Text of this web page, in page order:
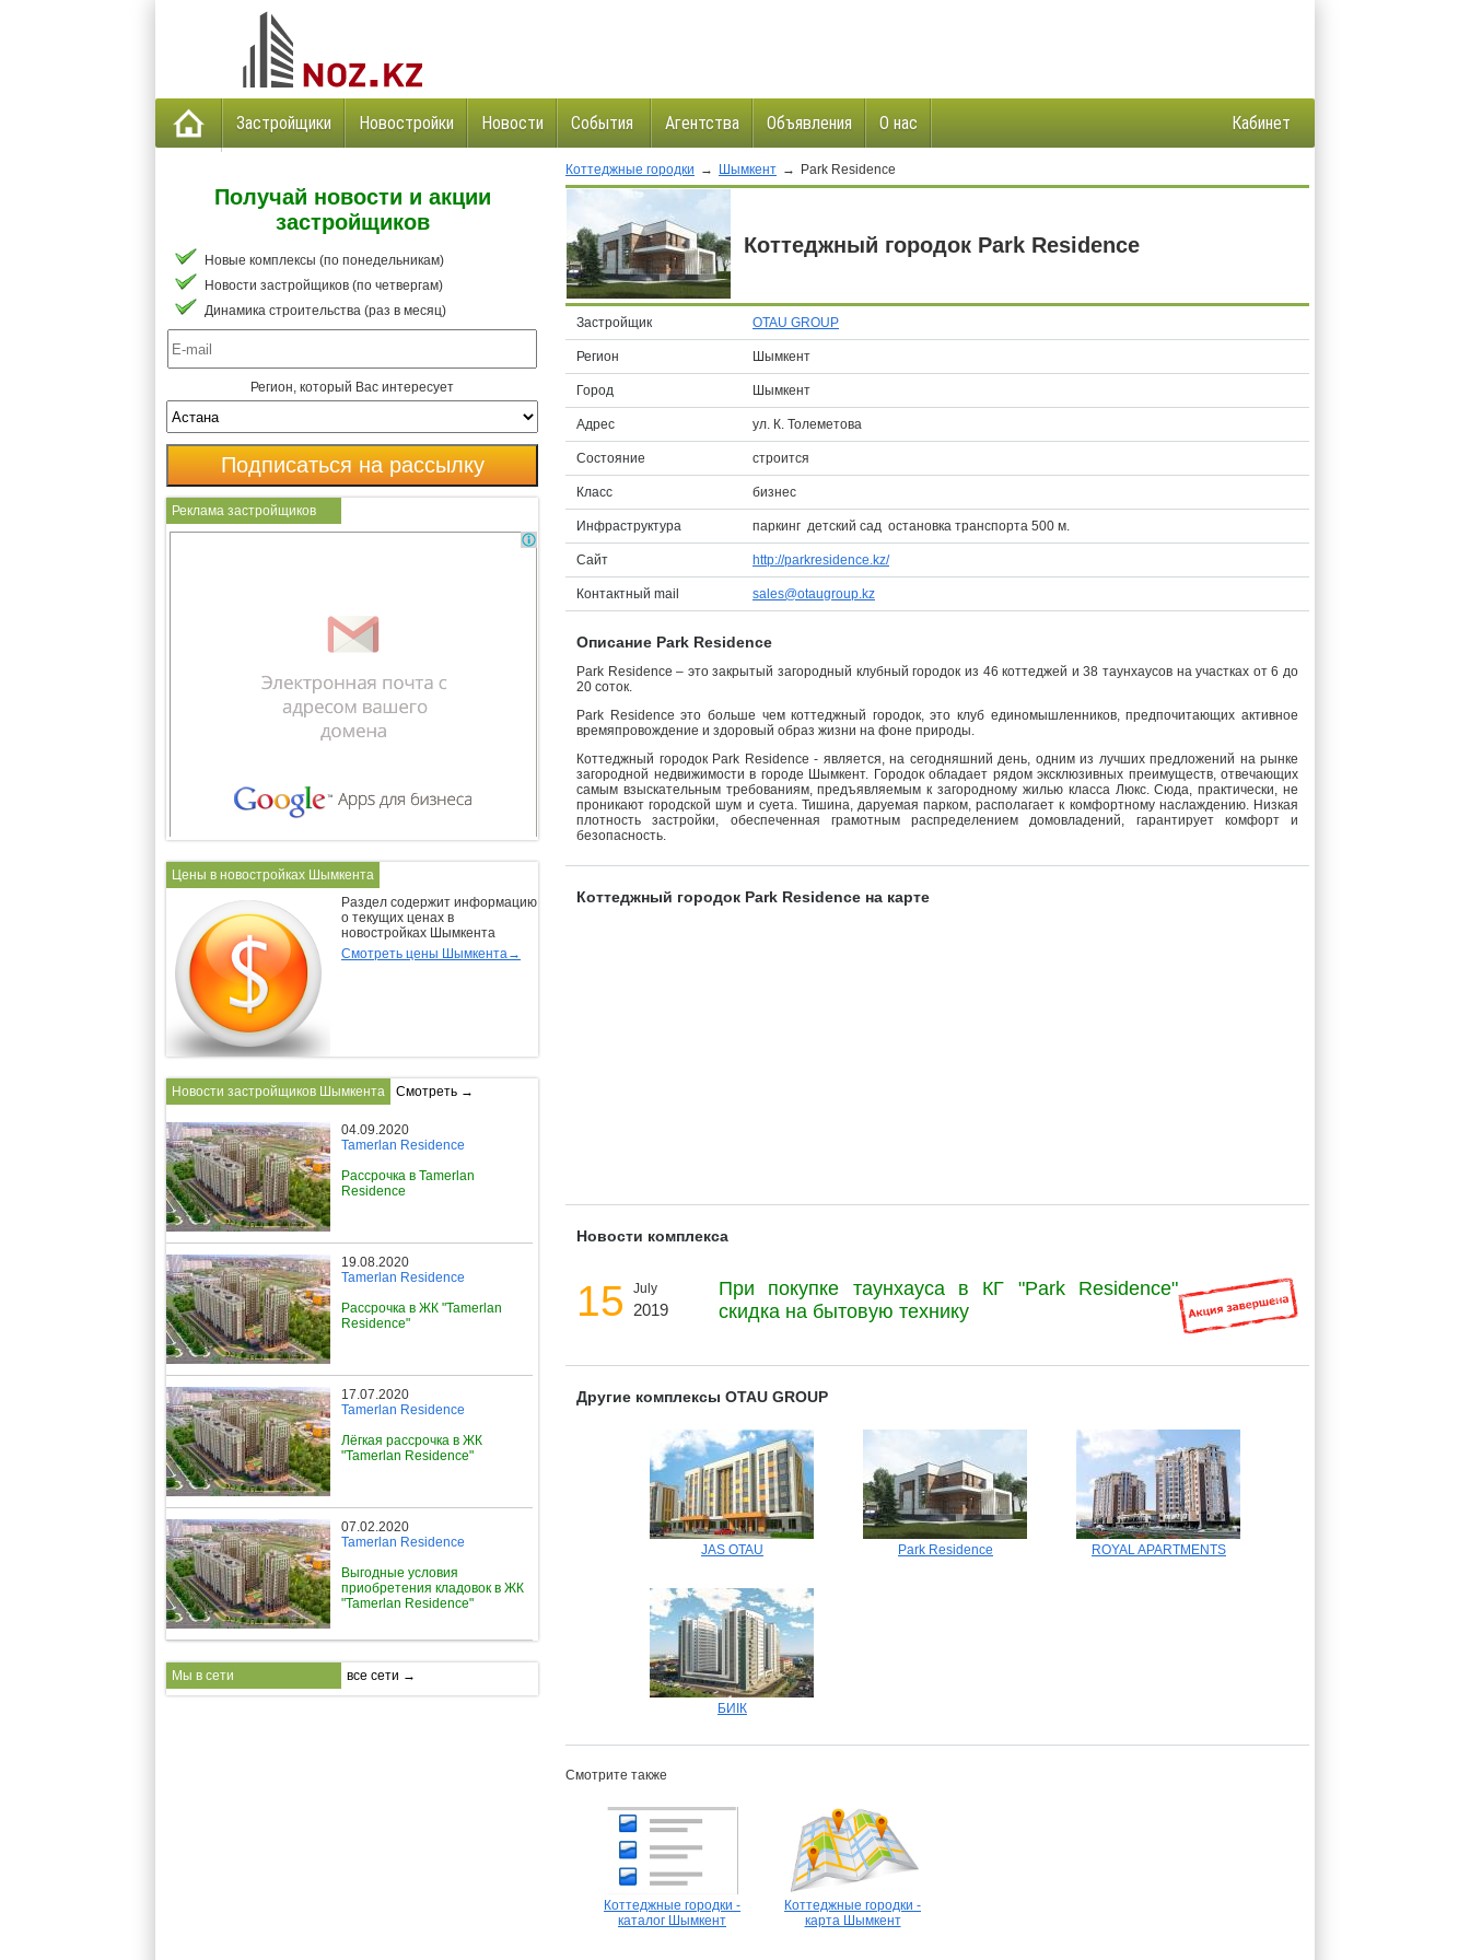
Застройщики Новостройки Новости События Агентства Объявления О нас Кабинет
Коттеджные городки → Шымкент → Park Residence
Коттеджный городок Park Residence
Застройщик OTAU GROUP
Регион Шымкент
Город Шымкент
Адрес ул. К. Толеметова
Состояние строится
Класс бизнес
Инфраструктура паркинг детский сад остановка транспорта 500 м.
Сайт http://parkresidence.kz/
Контактный mail sales@otaugroup.kz
Описание Park Residence
Park Residence – это закрытый загородный клубный городок из 46 коттеджей и 38 таунхаусов на участках от 6 до
20 соток.
Park Residence это больше чем коттеджный городок, это клуб единомышленников, предпочитающих активное
времяпровождение и здоровый образ жизни на фоне природы.
Коттеджный городок Park Residence - является, на сегодняшний день, одним из лучших предложений на рынке
загородной недвижимости в городе Шымкент. Городок обладает рядом эксклюзивных преимуществ, отвечающих
самым взыскательным требованиям, предъявляемым к загородному жилью класса Люкс. Сюда, практически, не
проникают городской шум и суета. Тишина, даруемая парком, располагает к комфортному наслаждению. Низкая
плотность застройки, обеспеченная грамотным распределением домовладений, гарантирует комфорт и
безопасность.
Коттеджный городок Park Residence на карте
Новости комплекса
15 July
2019
При покупке таунхауса в КГ "Park Residence"
скидка на бытовую технику
Другие комплексы OTAU GROUP
JAS OTAU Park Residence ROYAL APARTMENTS
БИIК
Смотрите также
Коттеджные городки -
каталог Шымкент
Коттеджные городки -
карта Шымкент
Получай новости и акции
застройщиков
Новые комплексы (по понедельникам)
Новости застройщиков (по четвергам)
Динамика строительства (раз в месяц)
Регион, который Вас интересует
Реклама застройщиков
Цены в новостройках Шымкента
Раздел содержит информацию
о текущих ценах в
новостройках Шымкента
Смотреть цены Шымкента→
Новости застройщиков Шымкента Смотреть →
04.09.2020
Tamerlan Residence
Рассрочка в Tamerlan
Residence
19.08.2020
Tamerlan Residence
Рассрочка в ЖК "Tamerlan
Residence"
17.07.2020
Tamerlan Residence
Лёгкая рассрочка в ЖК
"Tamerlan Residence"
07.02.2020
Tamerlan Residence
Выгодные условия
приобретения кладовок в ЖК
"Tamerlan Residence"
Мы в сети все сети →